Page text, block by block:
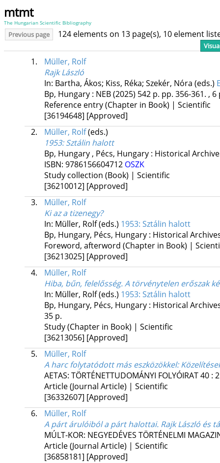
mtmt
The Hungarian Scientific Bibliography
Previous page 124 elements on 13 page(s), 10 element
1.
Müller, Rolf
Rajk László
In: Bartha, Ákos; Kiss, Réka; Szekér, Nóra (eds.)
Bp, Hungary : NEB(2025) 542 p. pp. 356-361. , 6
Reference entry (Chapter in Book) | Scientific
[36194648] [Approved]
2.
Müller, Rolf(eds.)
1953: Sztálin halott
Bp, Hungary , Pécs, Hungary : Historical
ISBN: 9786156604712 OSZK
Study collection (Book) | Scientific
[36210012] [Approved]
3.
Müller, Rolf
Ki az a tizenegy?
In: Müller, Rolf (eds.) 1953: Sztálin halott
Bp, Hungary, Pécs, Hungary : Historical
Foreword, afterword (Chapter in Book) |
[36213025] [Approved]
4.
Müller, Rolf
Hiba, bűn, felelősség. A törvénytelen erőszak
In: Müller, Rolf (eds.) 1953: Sztálin halott
Bp, Hungary, Pécs, Hungary : Historical
35 p.
Study (Chapter in Book) | Scientific
[36213056] [Approved]
5.
Müller, Rolf
A harc folytatódott más eszközökkel:
AETAS: TÖRTÉNETTUDOMÁNYI FOLYÓIRAT40: 2
Article (Journal Article) | Scientific
[36332607] [Approved]
6.
Müller, Rolf
A párt árulóiból a párt halottai. Rajk László és
MÚLT-KOR: NEGYEDÉVES TÖRTÉNELMI
Article (Journal Article) | Scientific
[36858181] [Approved]